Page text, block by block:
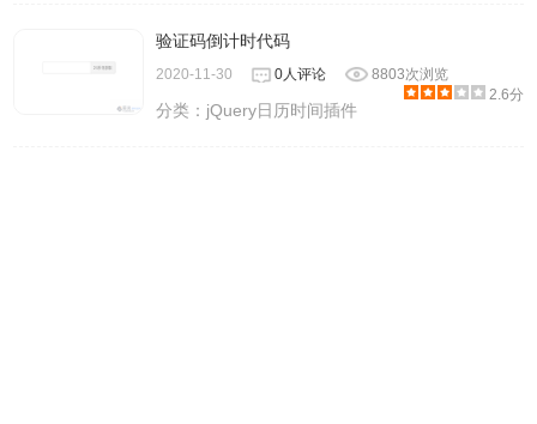
验证码倒计时代码
2020-11-30 0人评论
8803次浏览
2.6分
分类： jQuery日历时间插件